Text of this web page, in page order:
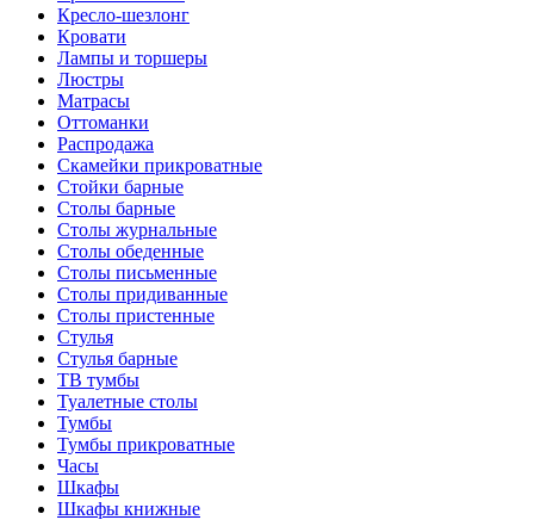
Кресло-шезлонг
Кровати
Лампы и торшеры
Люстры
Матрасы
Оттоманки
Распродажа
Скамейки прикроватные
Стойки барные
Столы барные
Столы журнальные
Столы обеденные
Столы письменные
Столы придиванные
Столы пристенные
Стулья
Стулья барные
ТВ тумбы
Туалетные столы
Тумбы
Тумбы прикроватные
Часы
Шкафы
Шкафы книжные